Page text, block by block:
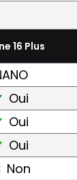
16 Plus
Oui
Oui
Oui
Non